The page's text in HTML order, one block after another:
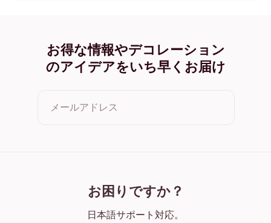
collectionSeasonal (15) オーク
collectionSeasonal (15) ワイド ブラック
collectionSeasonal (15) ワイド ホワイト
お得な情報やデコレーション
のアイデアをいち早くお届け
メールアドレス
お困りですか？
日本語サポート対応。